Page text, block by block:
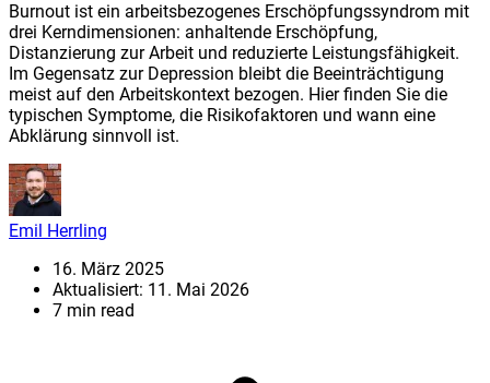
Burnout ist ein arbeitsbezogenes Erschöpfungssyndrom mit
drei Kerndimensionen: anhaltende Erschöpfung,
Distanzierung zur Arbeit und reduzierte Leistungsfähigkeit.
Im Gegensatz zur Depression bleibt die Beeinträchtigung
meist auf den Arbeitskontext bezogen. Hier finden Sie die
typischen Symptome, die Risikofaktoren und wann eine
Abklärung sinnvoll ist.
Emil Herrling
16. März 2025
Aktualisiert: 11. Mai 2026
7 min read